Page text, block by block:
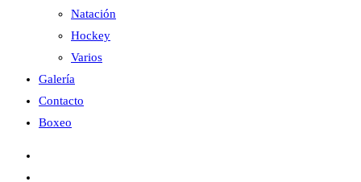
Natación
Hockey
Varios
Galería
Contacto
Boxeo